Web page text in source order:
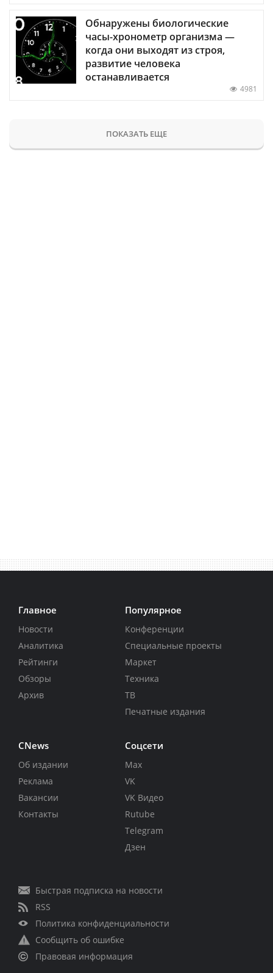
Обнаружены биологические
часы-хронометр организма —
когда они выходят из строя,
развитие человека
останавливается
4981
ПОКАЗАТЬ ЕЩЕ
Главное
Новости
Аналитика
Рейтинги
Обзоры
Архив
Популярное
Конференции
Специальные проекты
Маркет
Техника
ТВ
Печатные издания
CNews
Об издании
Реклама
Вакансии
Контакты
Соцсети
Max
VK
VK Видео
Rutube
Telegram
Дзен
Быстрая подписка на новости
RSS
Политика конфиденциальности
Сообщить об ошибке
Правовая информация